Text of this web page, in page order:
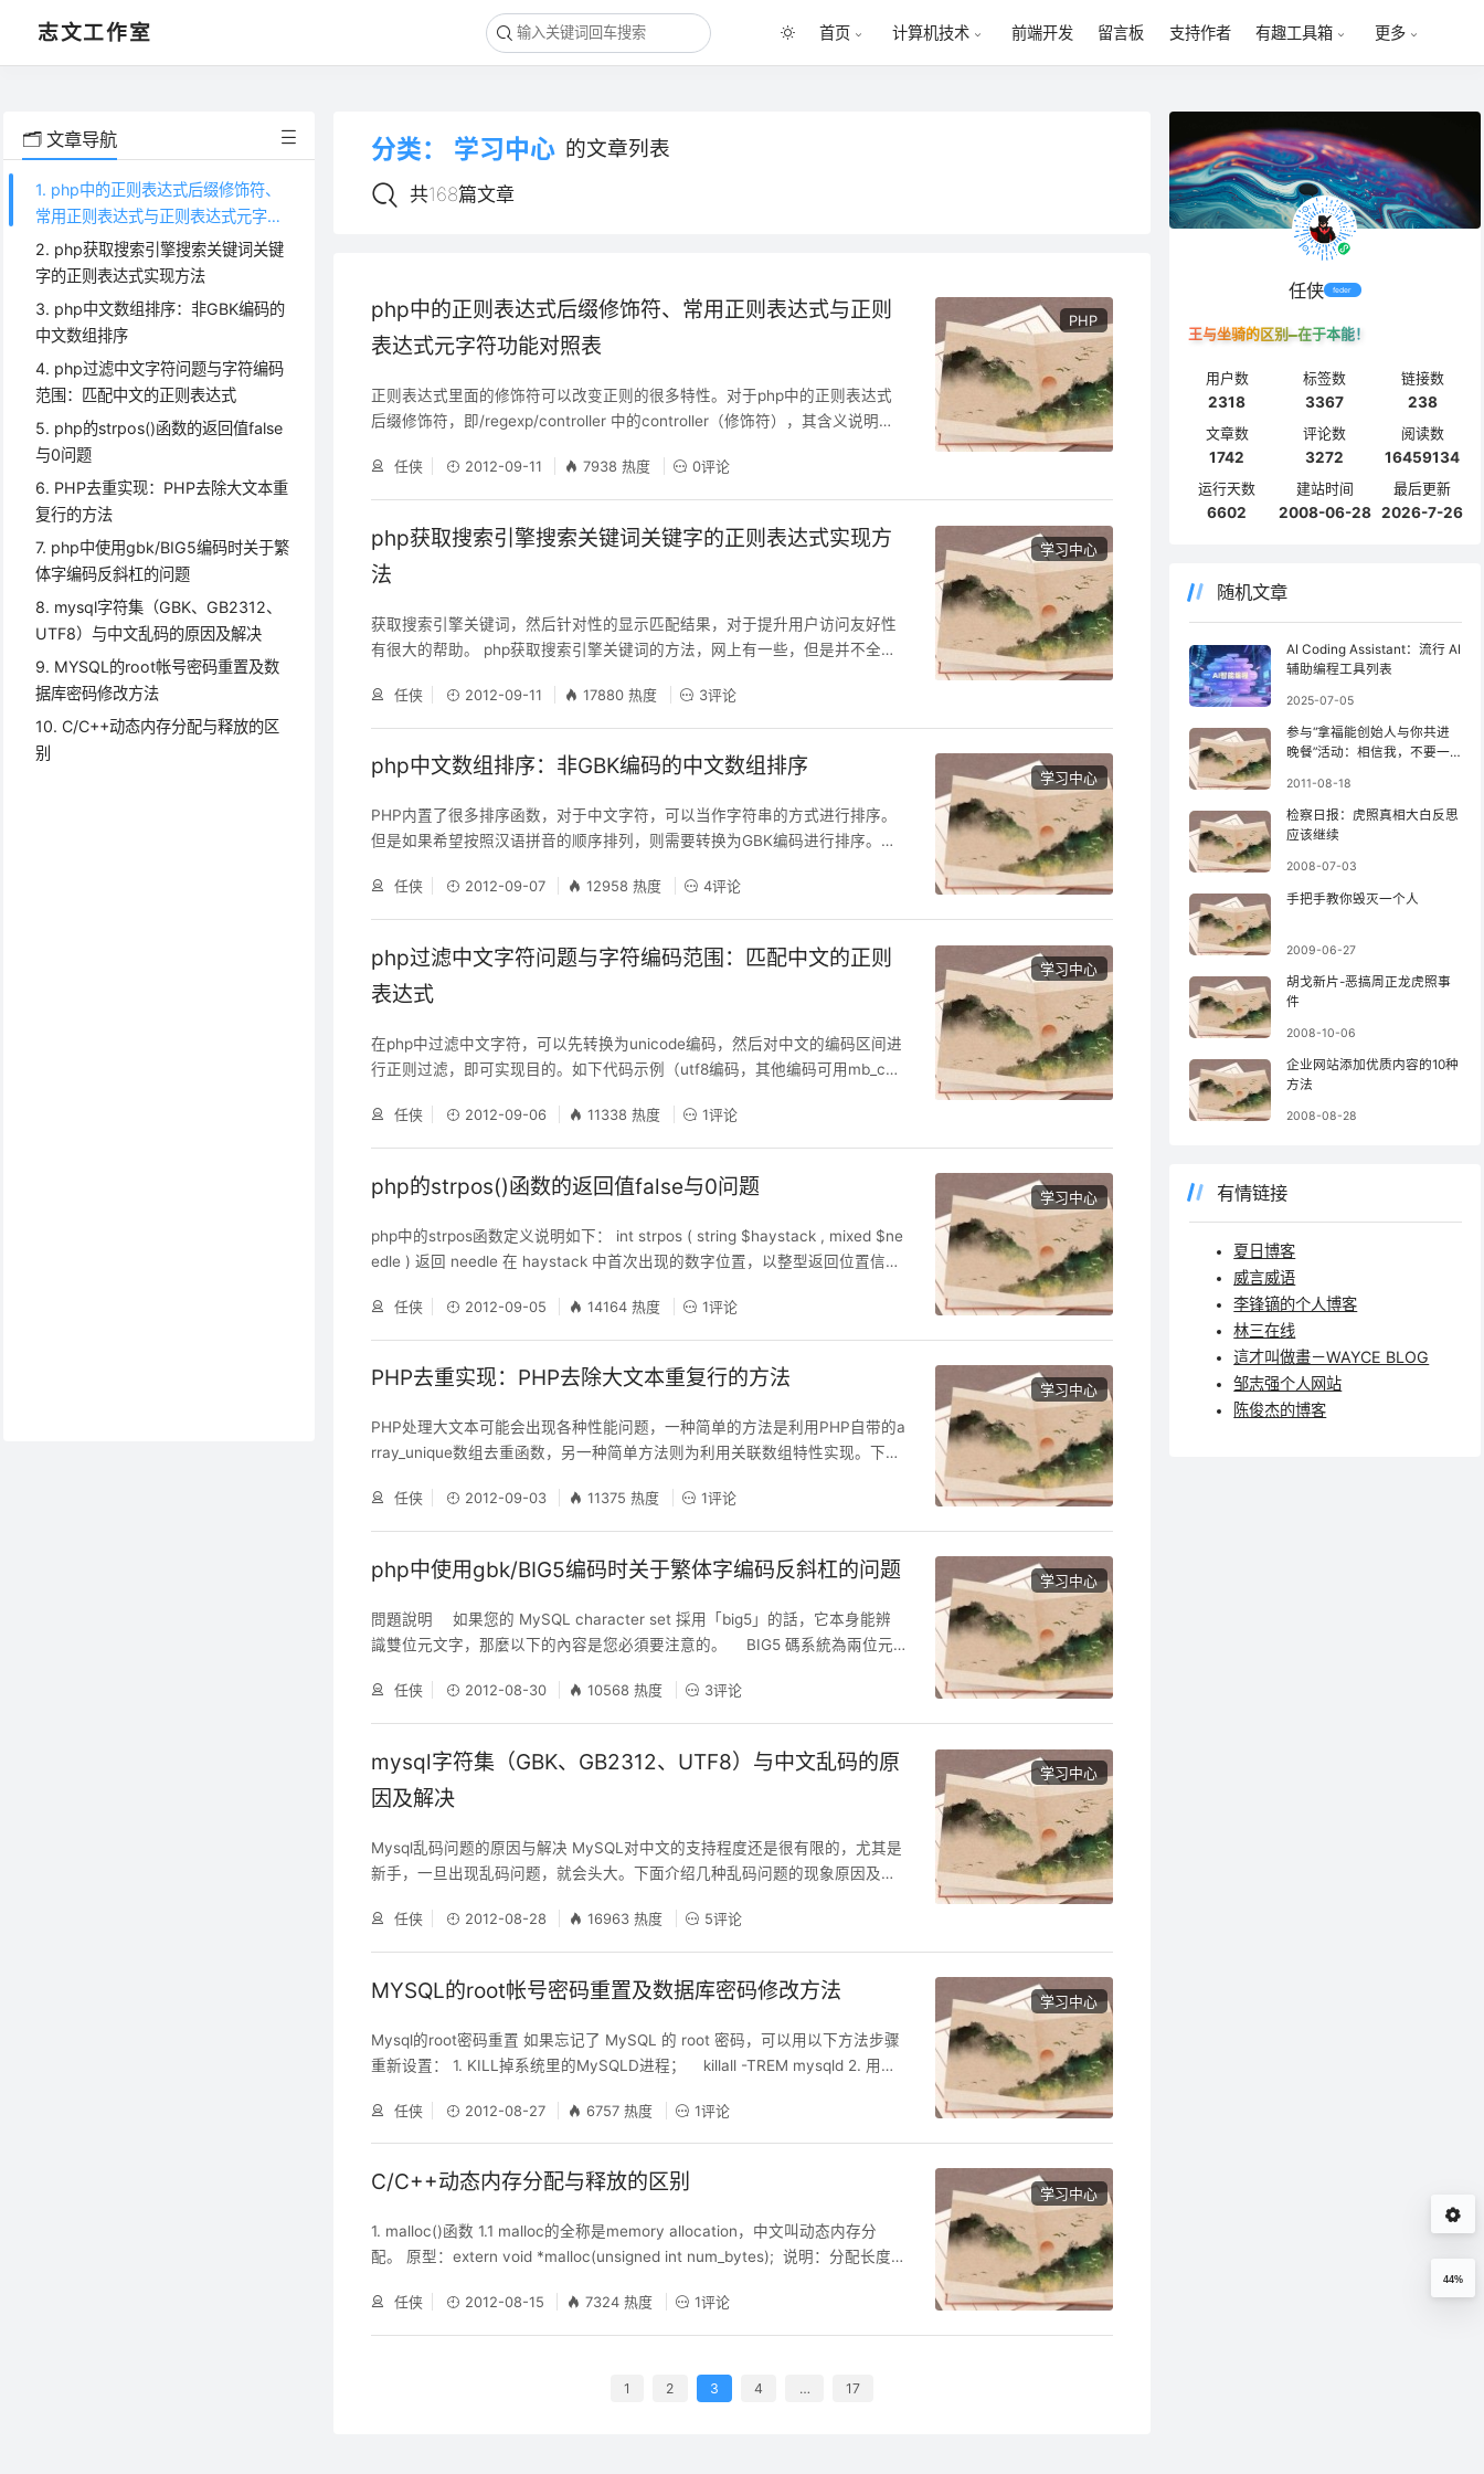
志文工作室 首页 计算机技术 前端开发 留言板 支持作者 有趣工具箱 更多
🗂️ 文章导航
1. php中的正则表达式后缀修饰符、
常用正则表达式与正则表达式元字符
功能对照表
2. php获取搜索引擎搜索关键词关键
字的正则表达式实现方法
3. php中文数组排序：非GBK编码的
中文数组排序
4. php过滤中文字符问题与字符编码
范围：匹配中文的正则表达式
5. php的strpos()函数的返回值false
与0问题
6. PHP去重实现：PHP去除大文本重
复行的方法
7. php中使用gbk/BIG5编码时关于繁
体字编码反斜杠的问题
8. mysql字符集（GBK、GB2312、
UTF8）与中文乱码的原因及解决
9. MYSQL的root帐号密码重置及数
据库密码修改方法
10. C/C++动态内存分配与释放的区
别
分类： 学习中心 的文章列表
共168篇文章
php中的正则表达式后缀修饰符、常用正则表达式与正则
表达式元字符功能对照表
正则表达式里面的修饰符可以改变正则的很多特性。对于php中的正则表达式
后缀修饰符，即/regexp/controller 中的controller（修饰符），其含义说明参
会取消大小写敏感性，即 "a "和 "A " 是一样的。 ii) m：默认的正则开始
PHP
任侠 2012-09-11 7938 热度 0评论
php获取搜索引擎搜索关键词关键字的正则表达式实现方
法
获取搜索引擎关键词，然后针对性的显示匹配结果，对于提升用户访问友好性
有很大的帮助。 php获取搜索引擎关键词的方法，网上有一些，但是并不全
header("Content-type:text/html;charset=utf-8"); function get_keyword($ur
l, &
学习中心
任侠 2012-09-11 17880 热度 3评论
php中文数组排序：非GBK编码的中文数组排序
PHP内置了很多排序函数，对于中文字符，可以当作字符串的方式进行排序。
但是如果希望按照汉语拼音的顺序排列，则需要转换为GBK编码进行排序。因
序，然后再转换为 utf8 即可。以下为 utf8 编码中文数组排序示例： /* * 非GB
K编码的中文数组排序 * 由于GBK的中文本身即按照汉字拼音顺序编码，故可
转换为GBK编码
学习中心
任侠 2012-09-07 12958 热度 4评论
php过滤中文字符问题与字符编码范围：匹配中文的正则
表达式
在php中过滤中文字符，可以先转换为unicode编码，然后对中文的编码区间进
行正则过滤，即可实现目的。如下代码示例（utf8编码，其他编码可用mb_con
'５' => アリババは、仕入,れ,，たい，商材の调达、问屋を探せる卸'Ａ
学习中心
任侠 2012-09-06 11338 热度 1评论
php的strpos()函数的返回值false与0问题
php中的strpos函数定义说明如下： int strpos ( string $haystack , mixed $ne
edle ) 返回 needle 在 haystack 中首次出现的数字位置，以整型返回位置信
果$needle出现在$haystack头
学习中心
任侠 2012-09-05 14164 热度 1评论
PHP去重实现：PHP去除大文本重复行的方法
PHP处理大文本可能会出现各种性能问题，一种简单的方法是利用PHP自带的a
rray_unique数组去重函数，另一种简单方法则为利用关联数组特性实现。下面
实现 /* 文本重复字符串的去重 – 方法1 利用explode和array_unique函数实
现。 存在问题：file_get_contents函数将文件全
学习中心
任侠 2012-09-03 11375 热度 1评论
php中使用gbk/BIG5编码时关于繁体字编码反斜杠的问题
問題說明 如果您的 MySQL character set 採用「big5」的話，它本身能辨
識雙位元文字，那麼以下的內容是您必須要注意的。 BIG5 碼系統為兩位元
元組：0x81 ～ 0xFE（ASCII 129 ～ 254） 低位元組：0x40 ～ 0x7E 與 0xA1
～ 0xFE（ASCII 64 ～ 126
学习中心
任侠 2012-08-30 10568 热度 3评论
mysql字符集（GBK、GB2312、UTF8）与中文乱码的原
因及解决
Mysql乱码问题的原因与解决 MySQL对中文的支持程度还是很有限的，尤其是
新手，一旦出现乱码问题，就会头大。下面介绍几种乱码问题的现象原因及解
示正常，但用PHP语言编写的网页显示MySQL数据时所有汉字都变成了乱码。
症状：用PHPmyAdmin输入汉字正常，但当PHP网页显示MySQL数据时汉字就
学习中心
任侠 2012-08-28 16963 热度 5评论
MYSQL的root帐号密码重置及数据库密码修改方法
Mysql的root密码重置 如果忘记了 MySQL 的 root 密码，可以用以下方法步骤
重新设置： 1. KILL掉系统里的MySQLD进程； killall -TREM mysqld 2. 用以
tables & 3. 然后用空
学习中心
任侠 2012-08-27 6757 热度 1评论
C/C++动态内存分配与释放的区别
1. malloc()函数 1.1 malloc的全称是memory allocation，中文叫动态内存分
配。 原型：extern void *malloc(unsigned int num_bytes); 说明：分配长度
配失败返回空指针NULL。当内存不再使用时，应使用free()函数将内存块释
放。 1.2
学习中心
任侠 2012-08-15 7324 热度 1评论
1 2 3 4 … 17
任侠 feder
王与坐骑的区别—在于本能！
用户数
2318
标签数
3367
链接数
238
文章数
1742
评论数
3272
阅读数
16459134
运行天数
6602
建站时间
2008-06-28
最后更新
2026-7-26
随机文章
AI Coding Assistant：流行 AI
辅助编程工具列表
2025-07-05
参与“拿福能创始人与你共进
晚餐”活动：相信我，不要一
2011-08-18
检察日报：虎照真相大白反思
应该继续
2008-07-03
手把手教你毁灭一个人
2009-06-27
胡戈新片-恶搞周正龙虎照事
件
2008-10-06
企业网站添加优质内容的10种
方法
2008-08-28
有情链接
夏日博客
威言威语
李锋镝的个人博客
林三在线
這才叫做畫－WAYCE BLOG
邹志强个人网站
陈俊杰的博客
44%